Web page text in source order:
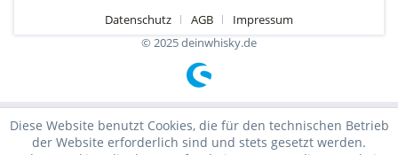
Datenschutz
AGB
Impressum
© 2025 deinwhisky.de
Diese Website benutzt Cookies, die für den technischen Betrieb
der Website erforderlich sind und stets gesetzt werden.